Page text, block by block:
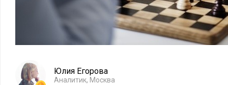
Юлия Егорова
Аналитик, Москва